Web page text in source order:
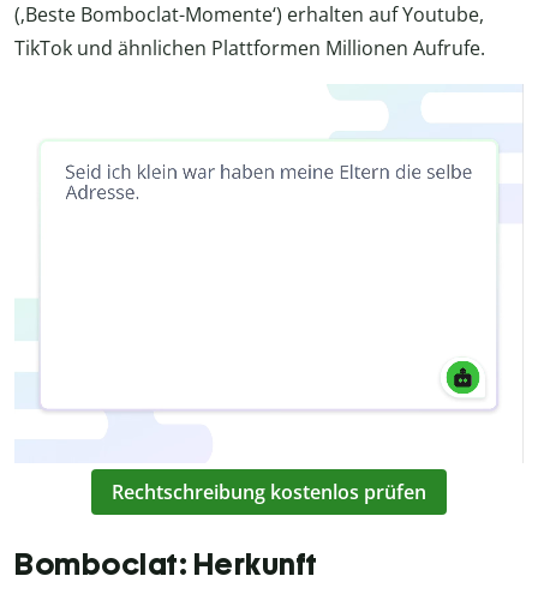
(‚Beste Bomboclat-Momente‘) erhalten auf Youtube,
TikTok und ähnlichen Plattformen Millionen Aufrufe.
Rechtschreibung kostenlos prüfen
Bomboclat: Herkunft